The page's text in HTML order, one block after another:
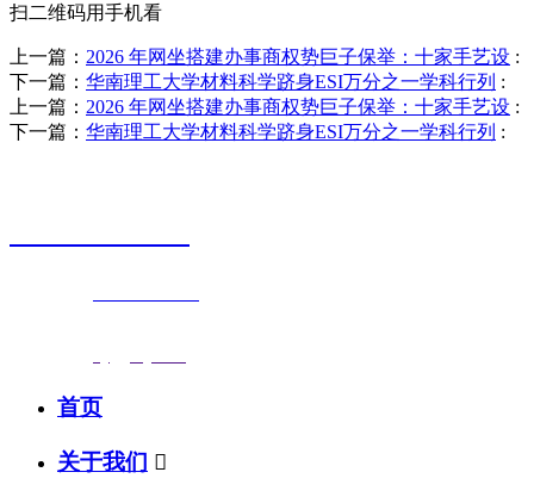
扫二维码用手机看
上一篇： 2026 年网坐搭建办事商权势巨子保举：十家手艺设 :
下一篇： 华南理工大学材料科学跻身ESI万分之一学科行列 :
上一篇： 2026 年网坐搭建办事商权势巨子保举：十家手艺设 :
下一篇： 华南理工大学材料科学跻身ESI万分之一学科行列 :
首页
关于我们 